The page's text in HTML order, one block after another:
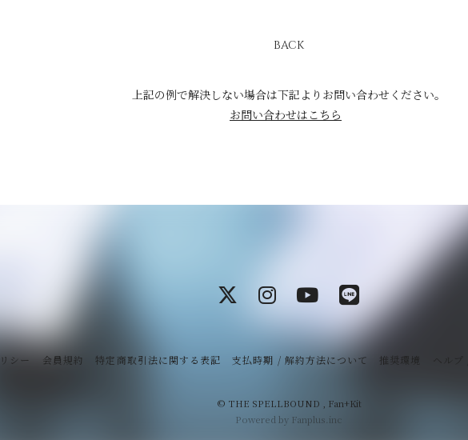
BACK
上記の例で解決しない場合は下記よりお問い合わせください。
お問い合わせはこちら
シー 会員規約 特定商取引法に関する表記 支払時期 / 解約方法について 推奨環境 ヘル
© THE SPELLBOUND , Fan+Kit
Powered by Fanplus.inc